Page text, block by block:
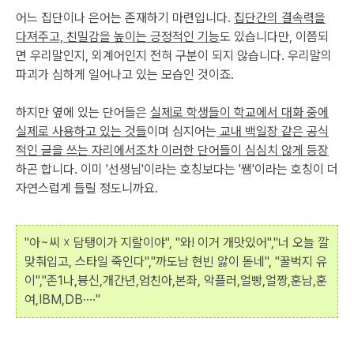
어느 집단이나 은어는 존재하기 마련입니다. 집단간의 결속력을
다져주고, 친밀감을 높이는 긍정적인 기능도 있습니다만, 이쯤되
면 우리말인지, 외계어인지 전혀 구분이 되지 않습니다. 우리말의
파괴가 심하게 일어나고 있는 모습인 것이죠.
하지만 옆에 있는 단어들은 실제로 학생들이 학교에서 대화 중에
실제로 사용하고 있는 것들이며 심지어는 교내 백일장 같은 공식
적인 글을 쓰는 자리에서조차 이러한 단어들이 심심치 않게 등장
하곤 합니다. 이미 '선생님'이라는 호칭보다는 '쌤'이라는 호칭이 더
자연스럽게 들릴 정도니까요.
"아~씨 ☓ 담탱이가 지랄이야", "와! 이거 개맛있어","너 오늘 깔
맞춰입고, 스타일 죽인다","까도남 현빈 앓이 돋네", "꿀벅지 유
이","존1나,븅신,개간년,엄친아,본좌, 악플러,얼빵,얼짱,훈남,훈
여,IBM,DB····"